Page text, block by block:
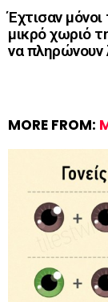
Έχτισαν
μικρό χωριό
να πληρώνουν
MORE FROM: